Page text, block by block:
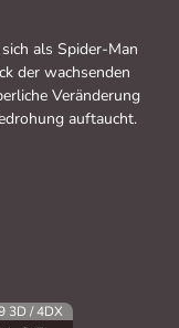
als Spider-Man
der wachsenden
Veränderung
auftaucht.
3D / 4DX